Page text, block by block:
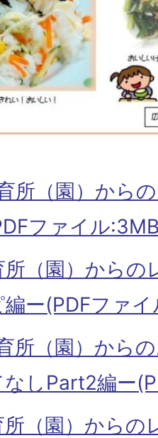
所（園）から
ファイル
（園）からの
ー(PDFファ
所（園）から
しPart2編ー
（園）からの